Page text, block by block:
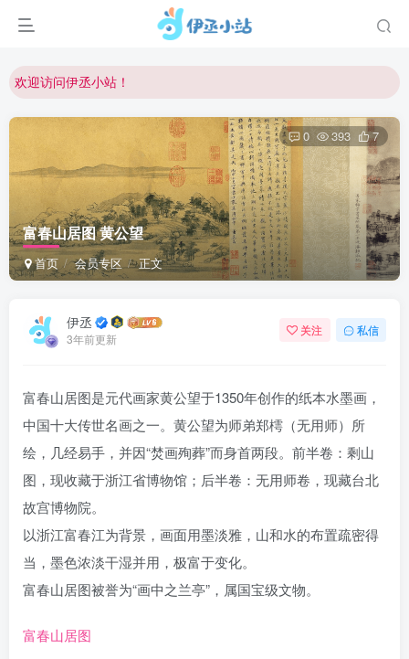
欢迎访问伊丞小站！
仅需三步，快速投稿，实现知识变现！
欢迎反馈网站中存在的问题和建议！
欢迎访问伊丞小站！
富春山居图 黄公望
首页 会员专区 正文
0 393 7
伊丞
3年前更新
关注 私信
富春山居图是元代画家黄公望于1350年创作的纸本水墨画，
中国十大传世名画之一。黄公望为师弟郑樗（无用师）所
绘，几经易手，并因“焚画殉葬”而身首两段。前半卷：剩山
图，现收藏于浙江省博物馆；后半卷：无用师卷，现藏台北
故宫博物院。
以浙江富春江为背景，画面用墨淡雅，山和水的布置疏密得
当，墨色浓淡干湿并用，极富于变化。
富春山居图被誉为“画中之兰亭”，属国宝级文物。
富春山居图